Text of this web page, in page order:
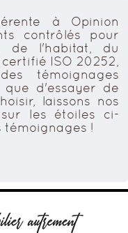
à Opinion
contrôlés pour
de l'habitat, du
ISO 20252,
témoignages
que d'essayer de
laissons nos
sur les étoiles ci-
témoignages !